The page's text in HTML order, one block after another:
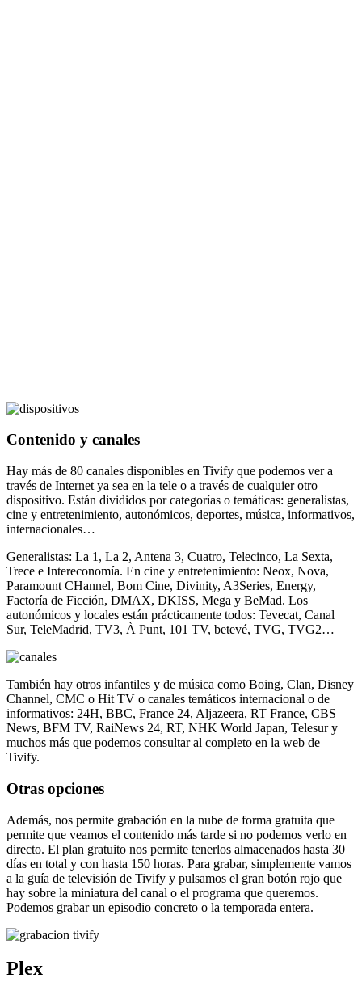
Contenido y canales
Hay más de 80 canales disponibles en Tivify que podemos ver a
través de Internet ya sea en la tele o a través de cualquier otro
dispositivo. Están divididos por categorías o temáticas: generalistas,
cine y entretenimiento, autonómicos, deportes, música, informativos,
internacionales…
Generalistas: La 1, La 2, Antena 3, Cuatro, Telecinco, La Sexta,
Trece e Intereconomía. En cine y entretenimiento: Neox, Nova,
Paramount CHannel, Bom Cine, Divinity, A3Series, Energy,
Factoría de Ficción, DMAX, DKISS, Mega y BeMad. Los
autonómicos y locales están prácticamente todos: Tevecat, Canal
Sur, TeleMadrid, TV3, À Punt, 101 TV, betevé, TVG, TVG2…
También hay otros infantiles y de música como Boing, Clan, Disney
Channel, CMC o Hit TV o canales temáticos internacional o de
informativos: 24H, BBC, France 24, Aljazeera, RT France, CBS
News, BFM TV, RaiNews 24, RT, NHK World Japan, Telesur y
muchos más que podemos consultar al completo en la web de
Tivify.
Otras opciones
Además, nos permite grabación en la nube de forma gratuita que
permite que veamos el contenido más tarde si no podemos verlo en
directo. El plan gratuito nos permite tenerlos almacenados hasta 30
días en total y con hasta 150 horas. Para grabar, simplemente vamos
a la guía de televisión de Tivify y pulsamos el gran botón rojo que
hay sobre la miniatura del canal o el programa que queremos.
Podemos grabar un episodio concreto o la temporada entera.
Plex